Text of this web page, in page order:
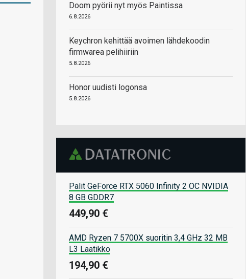
Doom pyörii nyt myös Paintissa
6.8.2026
Keychron kehittää avoimen lähdekoodin
firmwarea pelihiiriin
5.8.2026
Honor uudisti logonsa
5.8.2026
Palit GeForce RTX 5060 Infinity 2 OC NVIDIA
8 GB GDDR7
449,90 €
AMD Ryzen 7 5700X suoritin 3,4 GHz 32 MB
L3 Laatikko
194,90 €